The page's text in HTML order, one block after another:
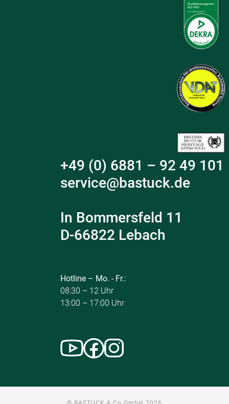
+49 (0) 6881 – 92 49 101
service@bastuck.de
In Bommersfeld 11
D-66822 Lebach
Hotline – Mo. - Fr.:
08:30 – 12 Uhr
13:00 – 17:00 Uhr